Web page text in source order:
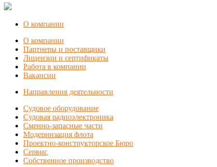
О компании
О компании
Партнеры и поставщики
Лицензии и сертификаты
Работа в компании
Вакансии
Направления деятельности
Судовое оборудование
Судовая радиоэлектроника
Сменно-запасные части
Модернизация флота
Проектно-конструкторское Бюро
Сервис
Собственное производство